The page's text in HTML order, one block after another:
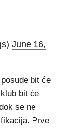
June 16,
bit će
bit će
se ne
Prve